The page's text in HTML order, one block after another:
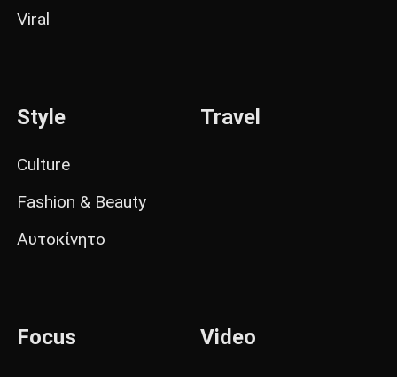
Viral
Style
Culture
Fashion & Beauty
Αυτοκίνητο
Travel
Focus Video